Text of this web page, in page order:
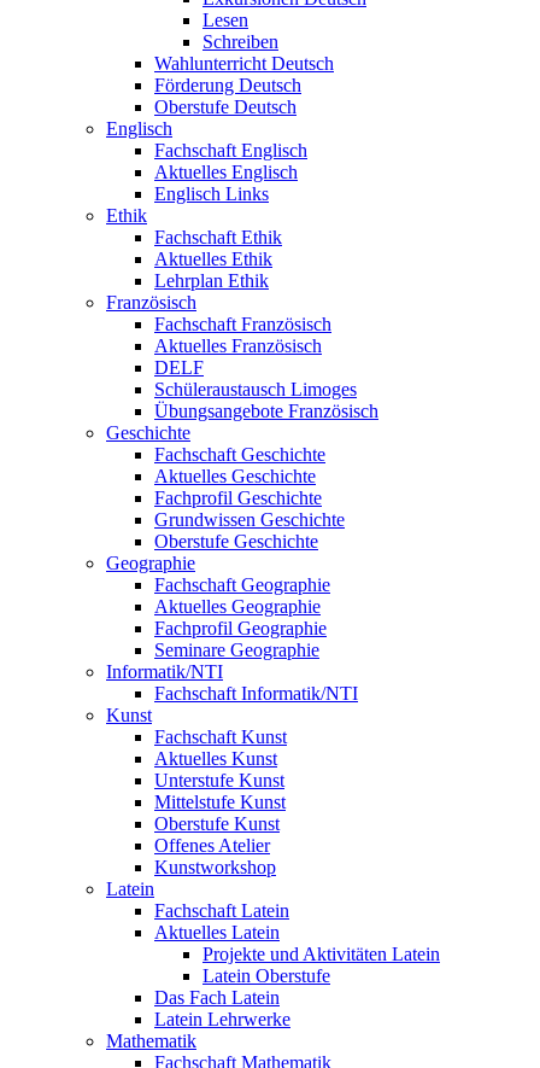
Lesen
Schreiben
Wahlunterricht Deutsch
Förderung Deutsch
Oberstufe Deutsch
Englisch
Fachschaft Englisch
Aktuelles Englisch
Englisch Links
Ethik
Fachschaft Ethik
Aktuelles Ethik
Lehrplan Ethik
Französisch
Fachschaft Französisch
Aktuelles Französisch
DELF
Schüleraustausch Limoges
Übungsangebote Französisch
Geschichte
Fachschaft Geschichte
Aktuelles Geschichte
Fachprofil Geschichte
Grundwissen Geschichte
Oberstufe Geschichte
Geographie
Fachschaft Geographie
Aktuelles Geographie
Fachprofil Geographie
Seminare Geographie
Informatik/NTI
Fachschaft Informatik/NTI
Kunst
Fachschaft Kunst
Aktuelles Kunst
Unterstufe Kunst
Mittelstufe Kunst
Oberstufe Kunst
Offenes Atelier
Kunstworkshop
Latein
Fachschaft Latein
Aktuelles Latein
Projekte und Aktivitäten Latein
Latein Oberstufe
Das Fach Latein
Latein Lehrwerke
Mathematik
Fachschaft Mathematik